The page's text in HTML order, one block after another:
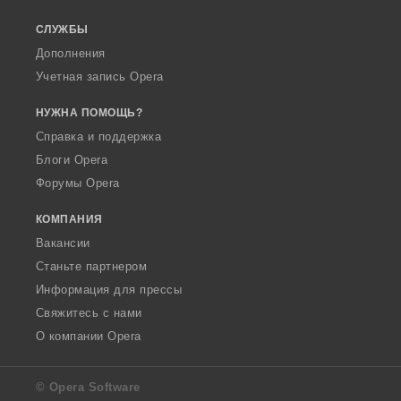
СЛУЖБЫ
Дополнения
Учетная запись Opera
НУЖНА ПОМОЩЬ?
Справка и поддержка
Блоги Opera
Форумы Opera
КОМПАНИЯ
Вакансии
Станьте партнером
Информация для прессы
Свяжитесь с нами
О компании Opera
© Opera Software